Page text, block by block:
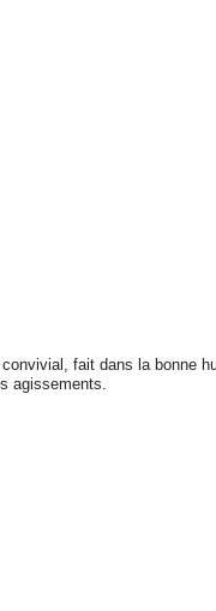
fait dans la bonne
agissements.